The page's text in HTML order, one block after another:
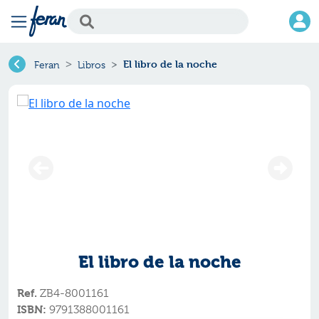
Feran Libros El libro de la noche
El libro de la noche
Ref. ZB4-8001161
ISBN: 9791388001161